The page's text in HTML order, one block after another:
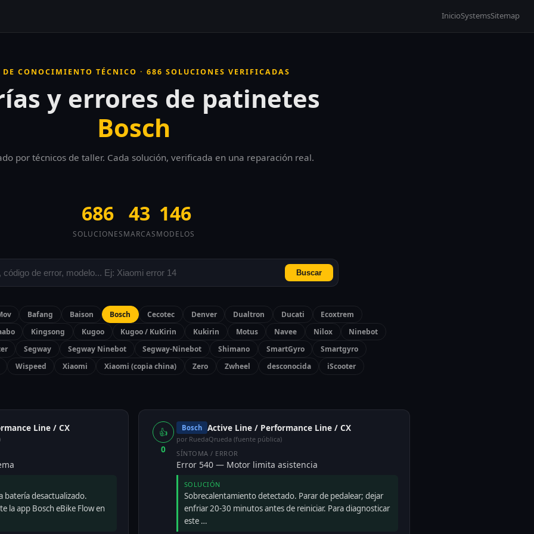
InicioSystemsSitemap
DE CONOCIMIENTO TÉCNICO · 686 SOLUCIONES VERIFICADAS
y errores de patinetes
Bosch
por técnicos de taller. Cada solución, verificada en una reparación real.
686
SOLUCIONES
43
MARCAS
146
MODELOS
Buscar
Bafang Baison Bosch Cecotec Denver Dualtron Ducati
Ecoxtrem
Kingsong Kugoo Kugoo / KuKirin Kukirin Motus Navee Nilox
Ninebot
Segway Segway Ninebot Segway-Ninebot Shimano SmartGyro
Smartgyro
Wispeed
Xiaomi Xiaomi (copia china) Zero Zwheel desconocida iScooter
Line / CX
batería desactualizado.
la app Bosch eBike Flow en
👍
0
Bosch Active Line / Performance Line / CX
por RuedaQrueda (fuente pública)
SÍNTOMA / ERROR
Error 540 — Motor limita asistencia
SOLUCIÓN
Sobrecalentamiento detectado. Parar de pedalear; dejar
enfriar 20-30 minutos antes de reiniciar. Para diagnosticar
este …